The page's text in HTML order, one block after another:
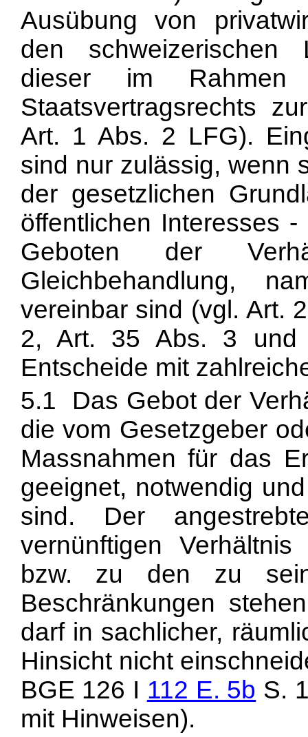
Ausübung von
den schweizerischen
dieser im
Staatsvertragsrechts
Art. 1 Abs. 2 LFG).
sind nur zulässig, wenn
der gesetzlichen
öffentlichen Interesses
Geboten der
Gleichbehandlung,
vereinbar sind (vgl. Art.
2, Art. 35 Abs. 3 und
Entscheide mit
5.1 Das Gebot der
die vom Gesetzgeber
Massnahmen für das
geeignet, notwendig
sind. Der
vernünftigen
bzw. zu den zu
Beschränkungen
darf in sachlicher,
Hinsicht nicht
BGE 126 I 112 E. 5b S.
mit Hinweisen).